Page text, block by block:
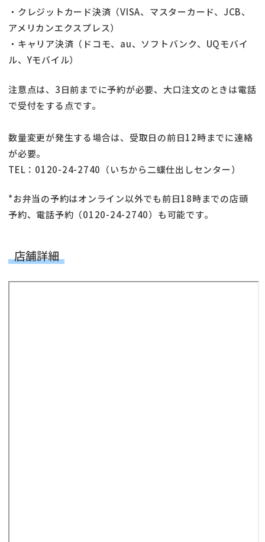
・クレジットカード決済（VISA、マスターカード、JCB、
アメリカンエクスプレス）
・キャリア決済（ドコモ、au、ソフトバンク、UQモバイ
ル、Yモバイル）
注意点は、3日前までに予約が必要、大口注文のときは電話
で受付をする点です。
数量変更が発生する場合は、受取日の前日12時までに連絡
が必要。
TEL：0120-24-2740（いちから二蝶仕出しセンター）
*お弁当の予約はオンライン以外でも前日18時までの店頭
予約、電話予約（0120-24-2740）も可能です。
店舗詳細